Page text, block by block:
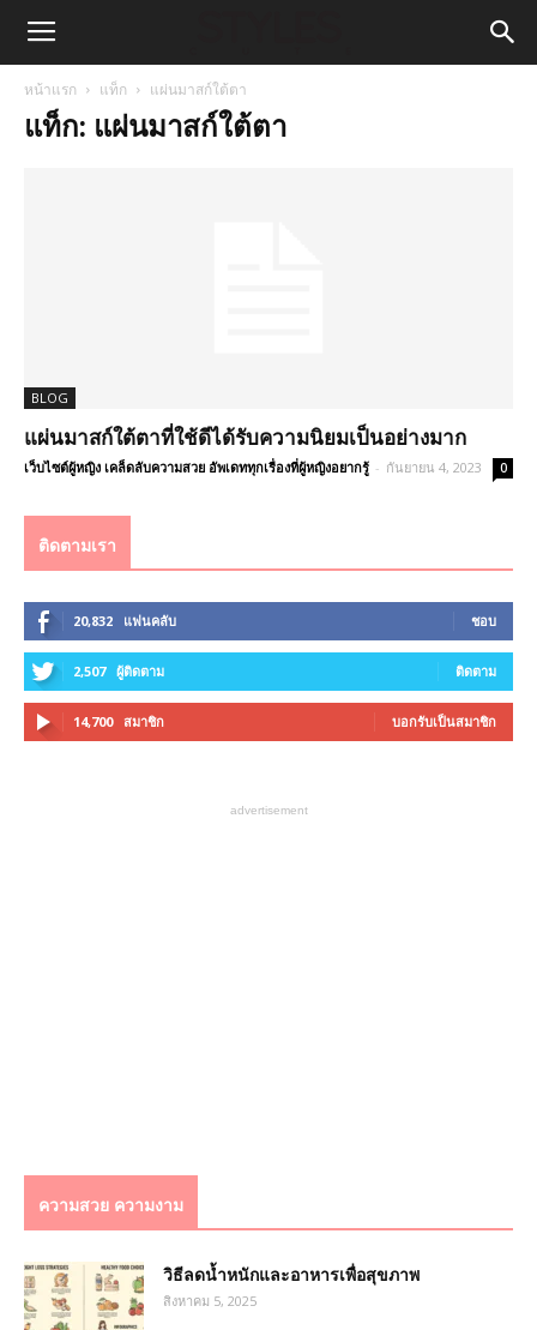
หน้าแรก แท็ก แผ่นมาสก์ใต้ตา
แท็ก: แผ่นมาสก์ใต้ตา
BLOG
แผ่นมาสก์ใต้ตาที่ใช้ดีได้รับความนิยมเป็นอย่างมาก
เว็บไซต์ผู้หญิง เคล็ดลับความสวย อัพเดททุกเรื่องที่ผู้หญิงอยากรู้ - กันยายน 4, 2023 0
ติดตามเรา
20,832 แฟนคลับ ชอบ
2,507 ผู้ติดตาม ติดตาม
14,700 สมาชิก บอกรับเป็นสมาชิก
advertisement
ความสวย ความงาม
วิธีลดน้ำหนักและอาหารเพื่อสุขภาพ
สิงหาคม 5, 2025